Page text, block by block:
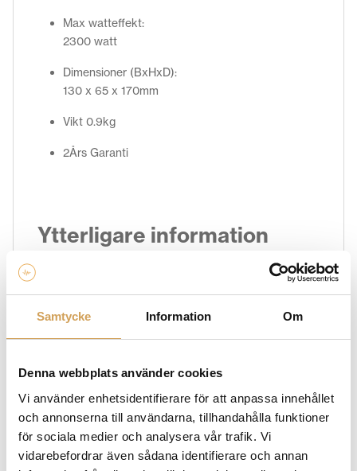
Samtycke Information Om
Denna webbplats använder cookies
Vi använder enhetsidentifierare för att anpassa innehållet
och annonserna till användarna, tillhandahålla funktioner
för sociala medier och analysera vår trafik. Vi
vidarebefordrar även sådana identifierare och annan
Max watteffekt:
2300 watt
Dimensioner (BxHxD):
130 x 65 x 170mm
Vikt 0.9kg
2Års Garanti
Ytterligare information
Varumärke
ISOTEK
Hos HiFi Experience hittar du ett brett utbud av
produkter från varumärket Isotek. Vår kategori med
Isotek produkter inkluderar allt från